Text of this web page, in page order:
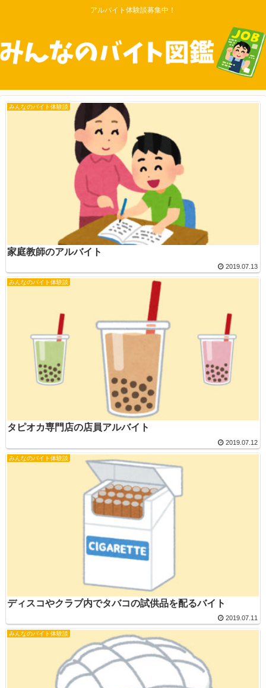
アルバイト体験談募集中！
みんなのバイト体験談
家庭教師のアルバイト
2019.07.13
みんなのバイト体験談
タピオカ専門店の店員アルバイト
2019.07.12
みんなのバイト体験談
ディスコやクラブ内でタバコの試供品を配るバイト
2019.07.11
みんなのバイト体験談